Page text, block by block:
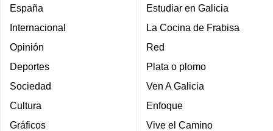
España
Internacional
Opinión
Deportes
Sociedad
Cultura
Gráficos
Estudiar en Galicia
La Cocina de Frabisa
Red
Plata o plomo
Ven A Galicia
Enfoque
Vive el Camino